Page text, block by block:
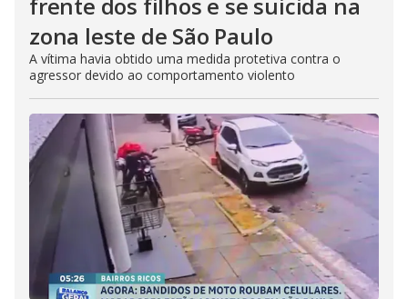
zona leste de São Paulo
A vítima havia obtido uma medida protetiva contra o
agressor devido ao comportamento violento